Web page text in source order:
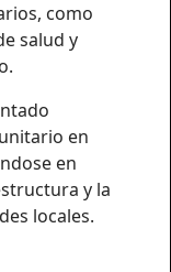
como
salud y
en
en
y la
locales.